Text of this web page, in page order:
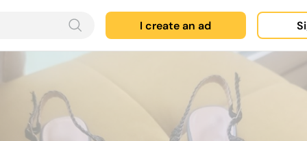
I create an ad